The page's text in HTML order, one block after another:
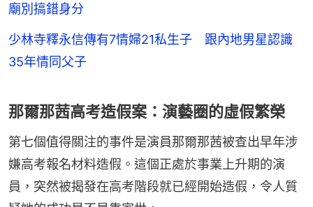
廟別搞錯身分
少林寺釋永信傳有7情婦21私生子 跟內地男星認識
35年情同父子
那爾那茜高考造假案：演藝圈的虛假繁榮
第七個值得關注的事件是演員那爾那茜被查出早年涉
嫌高考報名材料造假。這個正處於事業上升期的演
員，突然被揭發在高考階段就已經開始造假，令人質